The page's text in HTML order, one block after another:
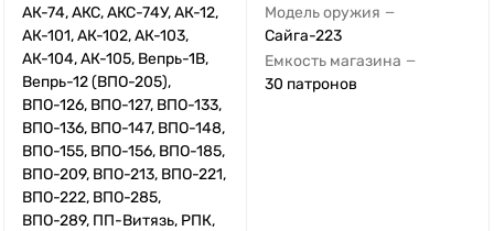
АК-74, АКС, АКС-74У, АК-12,
АК-101, АК-102, АК-103,
АК-104, АК-105, Вепрь-1В,
Вепрь-12 (ВПО-205),
ВПО-126, ВПО-127, ВПО-133,
ВПО-136, ВПО-147, ВПО-148,
ВПО-155, ВПО-156, ВПО-185,
ВПО-209, ВПО-213, ВПО-221,
ВПО-222, ВПО-285,
ВПО-289, ПП-Витязь, РПК,
Модель оружия —
Сайга-223
Емкость магазина —
30 патронов